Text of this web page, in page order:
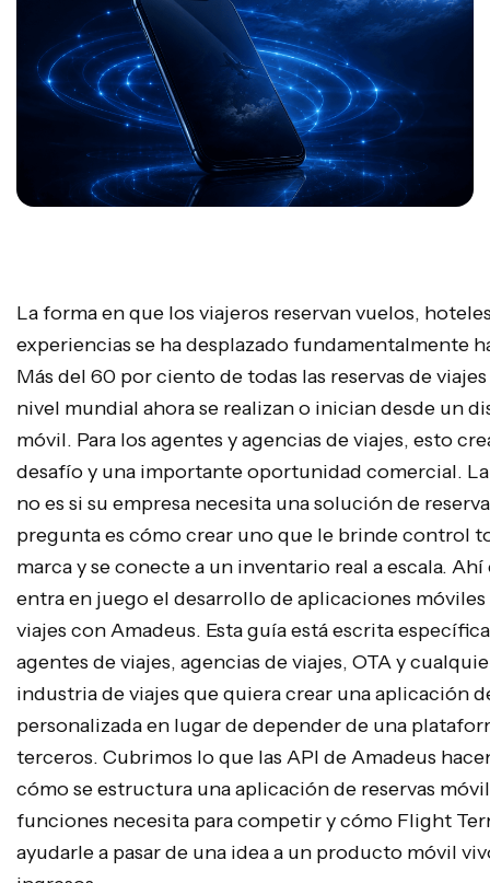
La forma en que los viajeros reservan vuelos,
experiencias se ha desplazado fundamentalmente
Más del 60 por ciento de todas las reservas de
nivel mundial ahora se realizan o inician desde un
móvil. Para los agentes y agencias de viajes, esto
desafío y una importante oportunidad comercial.
no es si su empresa necesita una solución de
pregunta es cómo crear uno que le brinde control
marca y se conecte a un inventario real a escala. Ahí
entra en juego el desarrollo de aplicaciones móviles
viajes con Amadeus. Esta guía está escrita
agentes de viajes, agencias de viajes, OTA y
industria de viajes que quiera crear una aplicación
personalizada en lugar de depender de una
terceros. Cubrimos lo que las API de Amadeus
cómo se estructura una aplicación de reservas
funciones necesita para competir y cómo Flight
ayudarle a pasar de una idea a un producto móvil